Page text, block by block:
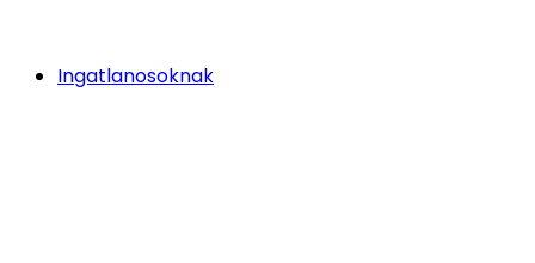
Ingatlanosoknak